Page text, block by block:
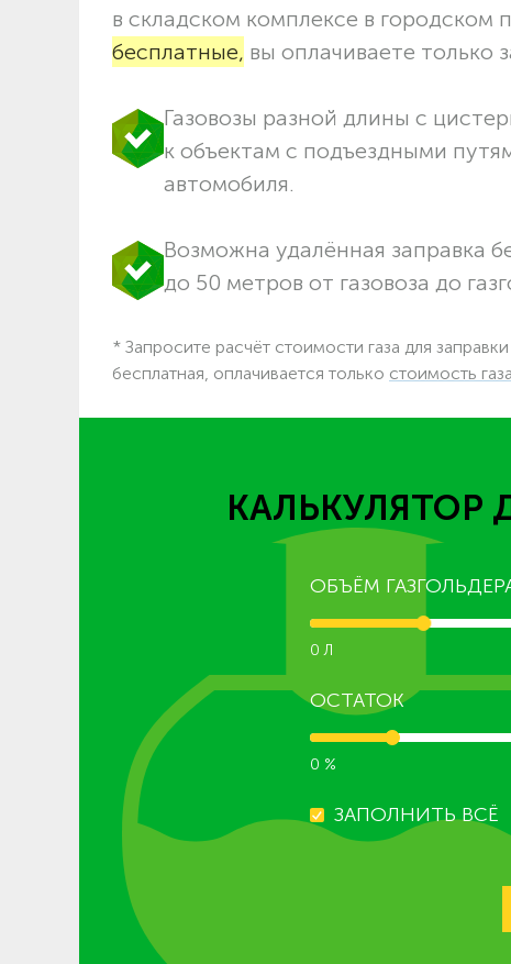
в складском комплексе в городском
бесплатные, вы оплачиваете только
Газовозы разной длины с
к объектам c подъездными
автомобиля.
Возможна удалённая заправка
до 50 метров от газовоза до
* Запросите расчёт стоимости газа для
бесплатная, оплачивается только стоимость газа
КАЛЬКУЛЯТОР
ОБЪЁМ
0 Л
ОСТАТОК
0 %
ЗАПОЛНИТЬ ВСЁ